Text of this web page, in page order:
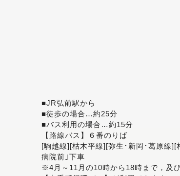
■JR弘前駅から
■徒歩の場合…約25分
■バス利用の場合…約15分
【路線バス】６番のりば
[駒越線][枯木平線][弥生･新岡･葛原線
病院前｣下車
※4月～11月の10時から18時まで，及